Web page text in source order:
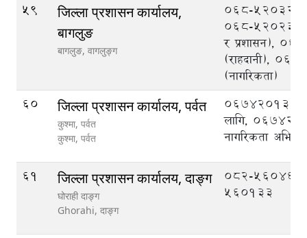
59
जिल्ला प्रशासन कार्यालय,
बागलुङ
बागलुङ, वागलुङ्ग
068-520322
068-520233
र प्रशासन),
(राहदानी),
(नागरिकता)
60
जिल्ला प्रशासन कार्यालय, पर्वत
कुश्मा, पर्वत
कुश्मा, पर्वत
067420134
लागि,
नागरिकता
61 जिल्ला प्रशासन कार्यालय, दाङ्ग
घोराही दाङ्ग
Ghorahi, दाङ्ग
082-
560133